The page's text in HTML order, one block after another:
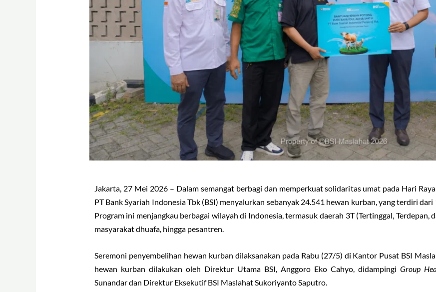
Jakarta, 27 Mei 2026 – Dalam semangat berbagi dan memperkuat solidaritas umat pada Hari
PT Bank Syariah Indonesia Tbk (BSI) menyalurkan sebanyak 24.541 hewan kurban, yang terdiri
Program ini menjangkau berbagai wilayah di Indonesia, termasuk daerah 3T (Tertinggal, Terdepan,
masyarakat dhuafa, hingga pesantren.
Seremoni penyembelihan hewan kurban dilaksanakan pada Rabu (27/5) di Kantor Pusat BSI
hewan kurban dilakukan oleh Direktur Utama BSI, Anggoro Eko Cahyo, didampingiGroup
Sunandar dan Direktur Eksekutif BSI Maslahat Sukoriyanto Saputro.